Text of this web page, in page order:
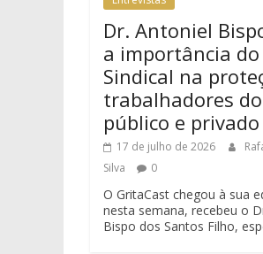
Dr. Antoniel
a importância
Sindical na
trabalhadores
público e privado
17 de julho de 2026
Silva
0
O GritaCast chegou à sua
nesta semana, recebeu o
Bispo dos Santos Filho,